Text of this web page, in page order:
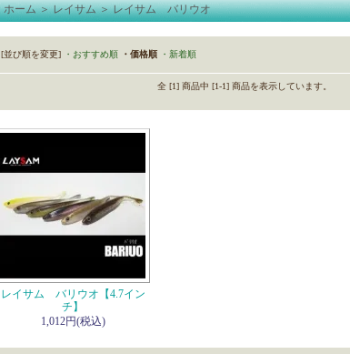
ホーム＞レイサム＞レイサム バリウオ
[並び順を変更] ・おすすめ順 ・価格順 ・新着順
全 [1] 商品中 [1-1] 商品を表示しています。
レイサム バリウオ【4.7イン
チ】
1,012円(税込)